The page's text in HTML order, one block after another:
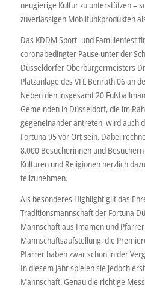
neugierige Kultur zu unterstützen –
zuverlässigen Mobilfunkprodukten
Das KDDM Sport- und Familienfest
coronabedingter Pause unter der
Düsseldorfer Oberbürgermeisters
Platzanlage des VFL Benrath 06 an
Neben den insgesamt 20
Gemeinden in Düsseldorf, die im
gegeneinander antreten, wird auch
Fortuna 95 vor Ort sein. Dabei
8.000 Besucherinnen und
Kulturen und Religionen herzlich
teilzunehmen.
Als besonderes Highlight gilt das
Traditionsmannschaft der Fortuna
Mannschaft aus Imamen und
Mannschaftsaufstellung, die
Pfarrer haben zwar schon in der
In diesem Jahr spielen sie jedoch
Mannschaft. Genau die richtige